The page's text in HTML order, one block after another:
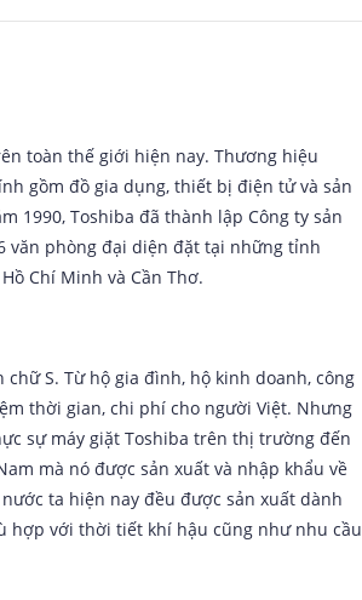
toàn thế giới hiện nay. Thương hiệu
gồm đồ gia dụng, thiết bị điện tử và sản
1990, Toshiba đã thành lập Công ty sản
văn phòng đại diện đặt tại những tỉnh
Chí Minh và Cần Thơ.
S. Từ hộ gia đình, hộ kinh doanh, công
thời gian, chi phí cho người Việt. Nhưng
sự máy giặt Toshiba trên thị trường đến
mà nó được sản xuất và nhập khẩu về
ta hiện nay đều được sản xuất dành
hợp với thời tiết khí hậu cũng như nhu cầu